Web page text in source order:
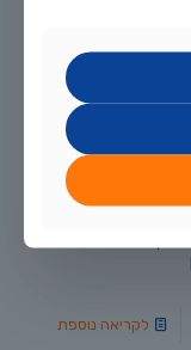
לקריאה נוספת